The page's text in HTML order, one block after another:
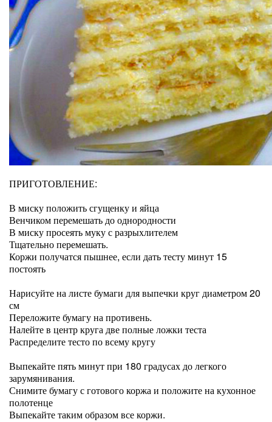
ПРИГОТОВЛЕНИЕ:
В миску положить сгущенку и яйца
Венчиком перемешать до однородности
В миску просеять муку с разрыхлителем
Тщательно перемешать.
Коржи получатся пышнее, если дать тесту минут 15
постоять
Нарисуйте на листе бумаги для выпечки круг диаметром 20
см
Переложите бумагу на противень.
Налейте в центр круга две полные ложки теста
Распределите тесто по всему кругу
Выпекайте пять минут при 180 градусах до легкого
зарумянивания.
Снимите бумагу с готового коржа и положите на кухонное
полотенце
Выпекайте таким образом все коржи.